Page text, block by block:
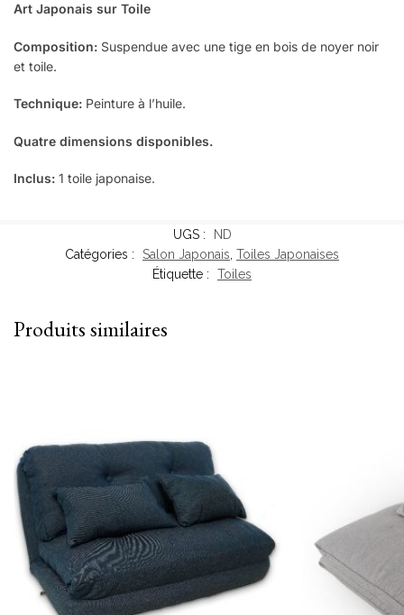
Art Japonais sur Toile
Composition: Suspendue avec une tige en bois de noyer noir
et toile.
Technique: Peinture à l’huile.
Quatre dimensions disponibles.
Inclus: 1 toile japonaise.
UGS :
ND
Catégories :
Salon Japonais Toiles Japonaises
Étiquette :
Toiles
Produits similaires